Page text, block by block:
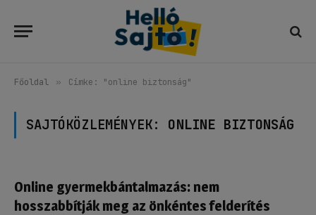
Főoldal » Címke: "online biztonság"
SAJTÓKÖZLEMÉNYEK: ONLINE BIZTONSÁG
Online gyermekbántalmazás: nem
hosszabbítják meg az önkéntes felderítés